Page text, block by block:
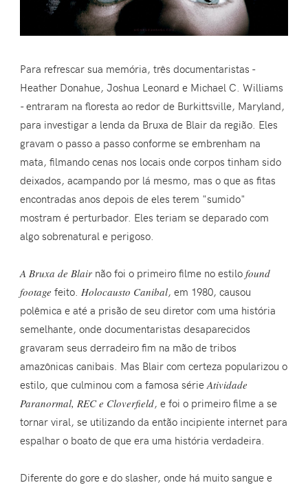
Para refrescar sua memória, três documentaristas -
Heather Donahue, Joshua Leonard e Michael C. Williams
- entraram na floresta ao redor de Burkittsville, Maryland,
para investigar a lenda da Bruxa de Blair da região. Eles
gravam o passo a passo conforme se embrenham na
mata, filmando cenas nos locais onde corpos tinham sido
deixados, acampando por lá mesmo, mas o que as fitas
encontradas anos depois de eles terem "sumido"
mostram é perturbador. Eles teriam se deparado com
algo sobrenatural e perigoso.
A Bruxa de Blair não foi o primeiro filme no estilofound
footage feito. Holocausto Canibal, em 1980, causou
polêmica e até a prisão de seu diretor com uma história
semelhante, onde documentaristas desaparecidos
gravaram seus derradeiro fim na mão de tribos
amazônicas canibais. Mas Blair com certeza popularizou o
estilo, que culminou com a famosa sérieAtividade
Paranormal, REC e Cloverfield, e foi o primeiro filme a se
tornar viral, se utilizando da então incipiente internet para
espalhar o boato de que era uma história verdadeira.
Diferente do gore e do slasher, onde há muito sangue e